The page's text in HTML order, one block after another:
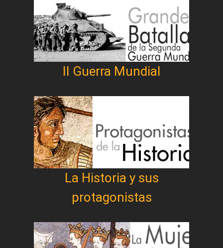
II Guerra Mundial
La Historia y sus
protagonistas